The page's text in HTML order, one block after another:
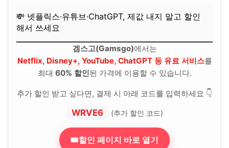
💸 넷플릭스·유튜브·ChatGPT, 제값 내지 말고 할인
해서 쓰세요
겜스고(Gamsgo)에서는
Netflix, Disney+, YouTube, ChatGPT 등 유료 서비스를
최대 60% 할인된 가격에 이용할 수 있습니다.
추가 할인 받고 싶다면, 결제 시 아래 코드를 입력하세요 👇
WRVE6 (추가 할인 코드)
🎟할인 페이지 바로 열기